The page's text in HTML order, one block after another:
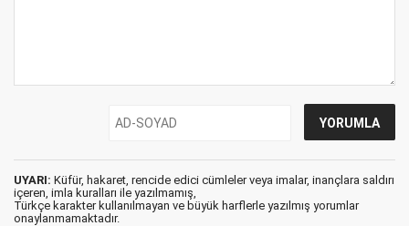
UYARI: Küfür, hakaret, rencide edici cümleler veya imalar, inançlara saldırı
içeren, imla kuralları ile yazılmamış,
Türkçe karakter kullanılmayan ve büyük harflerle yazılmış yorumlar
onaylanmamaktadır.